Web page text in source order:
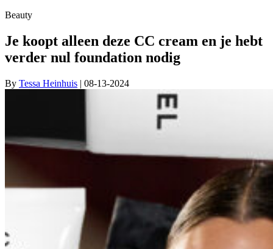
Beauty
Je koopt alleen deze CC cream en je hebt
verder nul foundation nodig
By Tessa Heinhuis | 08-13-2024